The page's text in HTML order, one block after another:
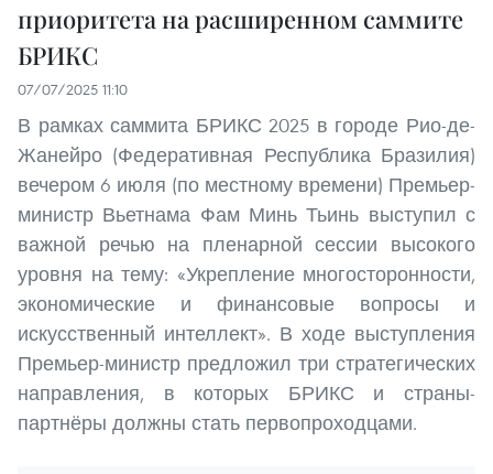
приоритета на расширенном саммите
БРИКС
07/07/2025 11:10
В рамках саммита БРИКС 2025 в городе Рио-де-
Жанейро (Федеративная Республика Бразилия)
вечером 6 июля (по местному времени) Премьер-
министр Вьетнама Фам Минь Тьинь выступил с
важной речью на пленарной сессии высокого
уровня на тему: «Укрепление многосторонности,
экономические и финансовые вопросы и
искусственный интеллект». В ходе выступления
Премьер-министр предложил три стратегических
направления, в которых БРИКС и страны-
партнёры должны стать первопроходцами.